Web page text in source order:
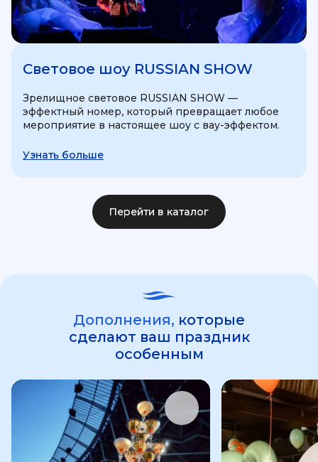
Световое шоу RUSSIAN SHOW
Зрелищное световое RUSSIAN SHOW —
эффектный номер, который превращает любое
мероприятие в настоящее шоу с вау-эффектом.
Узнать больше
Перейти в каталог
Дополнения, которые
сделают ваш праздник
особенным